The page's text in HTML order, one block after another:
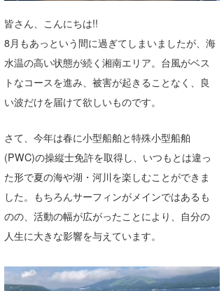
皆さん、こんにちは!!
8月もあっという間に過ぎてしまいましたが、海
水温の高い状態が続く湘南エリア。台風がベス
トなコースを進み、被害が起きることなく、良
い波だけを届けて欲しいものです。
さて、今年は春に小型船舶と特殊小型船舶
(PWC)の操縦士免許を取得し、いつもとは違っ
た形で夏の海や湖・河川を楽しむことができま
した。もちろんサーフィンがメインではあるも
のの、活動の幅が広がったことにより、自分の
人生に大きな影響を与えています。
ライター/寄稿メディア
Naoya Kimoto
Yasunari Inoue
Yoshiyuki Obata
arukasvision
熊谷素子
メディア
Colors MAGAZINE
WAVAL
波伝説アンバサダー/プロライダー
福島寿実子
中浦“JET”章
嵯峨明日香
植村未来
波伝説スタッフ
☆加藤
+☆maki☆+
ECE
波伝説